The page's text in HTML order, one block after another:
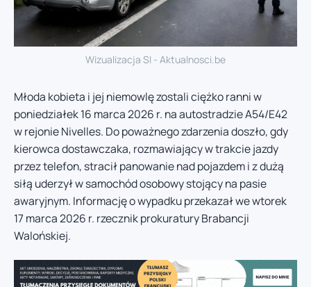
Wizualizacja SI - Aktualnosci.be
Młoda kobieta i jej niemowlę zostali ciężko ranni w
poniedziałek 16 marca 2026 r. na autostradzie A54/E42
w rejonie Nivelles. Do poważnego zdarzenia doszło, gdy
kierowca dostawczaka, rozmawiający w trakcie jazdy
przez telefon, stracił panowanie nad pojazdem i z dużą
siłą uderzył w samochód osobowy stojący na pasie
awaryjnym. Informację o wypadku przekazał we wtorek
17 marca 2026 r. rzecznik prokuratury Brabancji
Walońskiej.